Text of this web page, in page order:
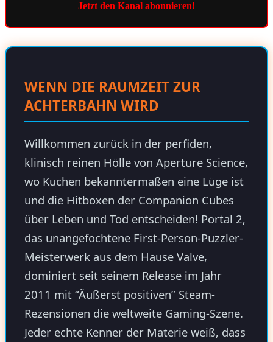
Jetzt den Kanal abonnieren!
WENN DIE RAUMZEIT ZUR
ACHTERBAHN WIRD
Willkommen zurück in der perfiden,
klinisch reinen Hölle von Aperture Science,
wo Kuchen bekanntermaßen eine Lüge ist
und die Hitboxen der Companion Cubes
über Leben und Tod entscheiden! Portal 2,
das unangefochtene First-Person-Puzzler-
Meisterwerk aus dem Hause Valve,
dominiert seit seinem Release im Jahr
2011 mit “Äußerst positiven” Steam-
Rezensionen die weltweite Gaming-Szene.
Jeder echte Kenner der Materie weiß, dass